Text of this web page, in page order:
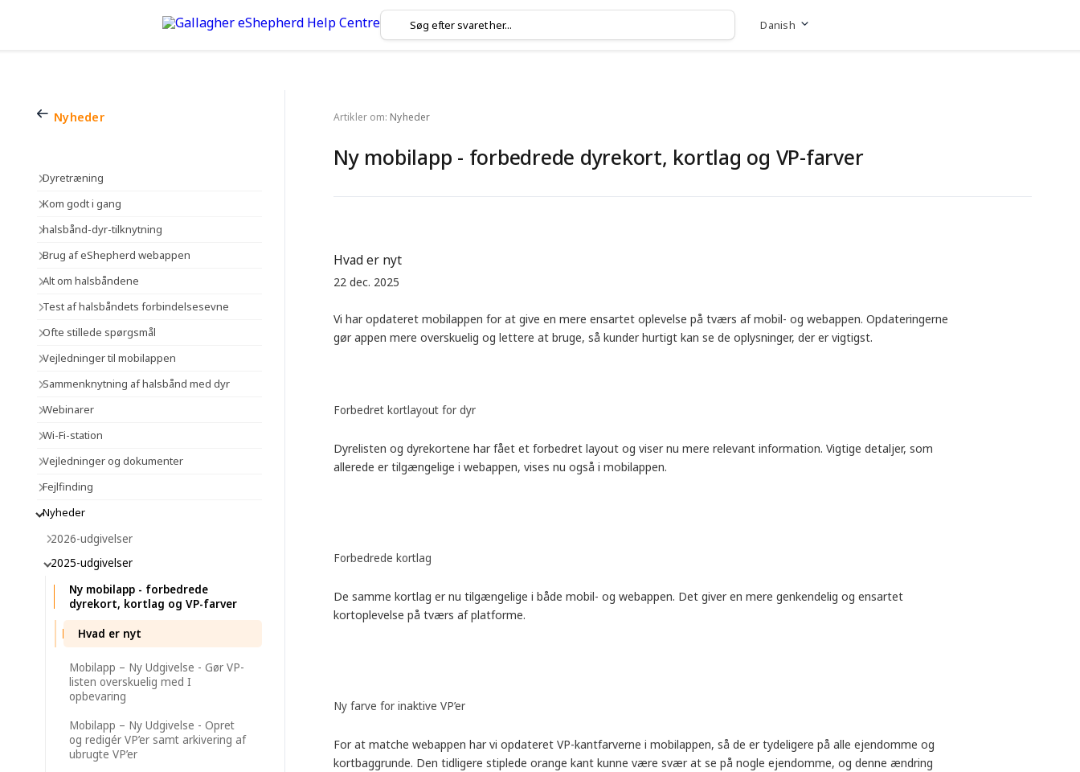
Danish
Nyheder
Dyretræning
Kom godt i gang
halsbånd-dyr-tilknytning
Brug af eShepherd webappen
Alt om halsbåndene
Test af halsbåndets forbindelsesevne
Ofte stillede spørgsmål
Vejledninger til mobilappen
Sammenknytning af halsbånd med dyr
Webinarer
Wi-Fi-station
Vejledninger og dokumenter
Fejlfinding
Nyheder
2026-udgivelser
2025-udgivelser
Ny mobilapp - forbedrede
dyrekort, kortlag og VP-farver
Hvad er nyt
Mobilapp – Ny Udgivelse - Gør VP-
listen overskuelig med I
opbevaring
Mobilapp – Ny Udgivelse - Opret
og redigér VP’er samt arkivering af
ubrugte VP’er
Artikler om: Nyheder
Ny mobilapp - forbedrede dyrekort, kortlag og VP-farver
Hvad er nyt
22 dec. 2025
Vi har opdateret mobilappen for at give en mere ensartet oplevelse på tværs af mobil- og webappen. Opdateringerne
gør appen mere overskuelig og lettere at bruge, så kunder hurtigt kan se de oplysninger, der er vigtigst.
Forbedret kortlayout for dyr
Dyrelisten og dyrekortene har fået et forbedret layout og viser nu mere relevant information. Vigtige detaljer, som
allerede er tilgængelige i webappen, vises nu også i mobilappen.
Forbedrede kortlag
De samme kortlag er nu tilgængelige i både mobil- og webappen. Det giver en mere genkendelig og ensartet
kortoplevelse på tværs af platforme.
Ny farve for inaktive VP’er
For at matche webappen har vi opdateret VP-kantfarverne i mobilappen, så de er tydeligere på alle ejendomme og
kortbaggrunde. Den tidligere stiplede orange kant kunne være svær at se på nogle ejendomme, og denne ændring